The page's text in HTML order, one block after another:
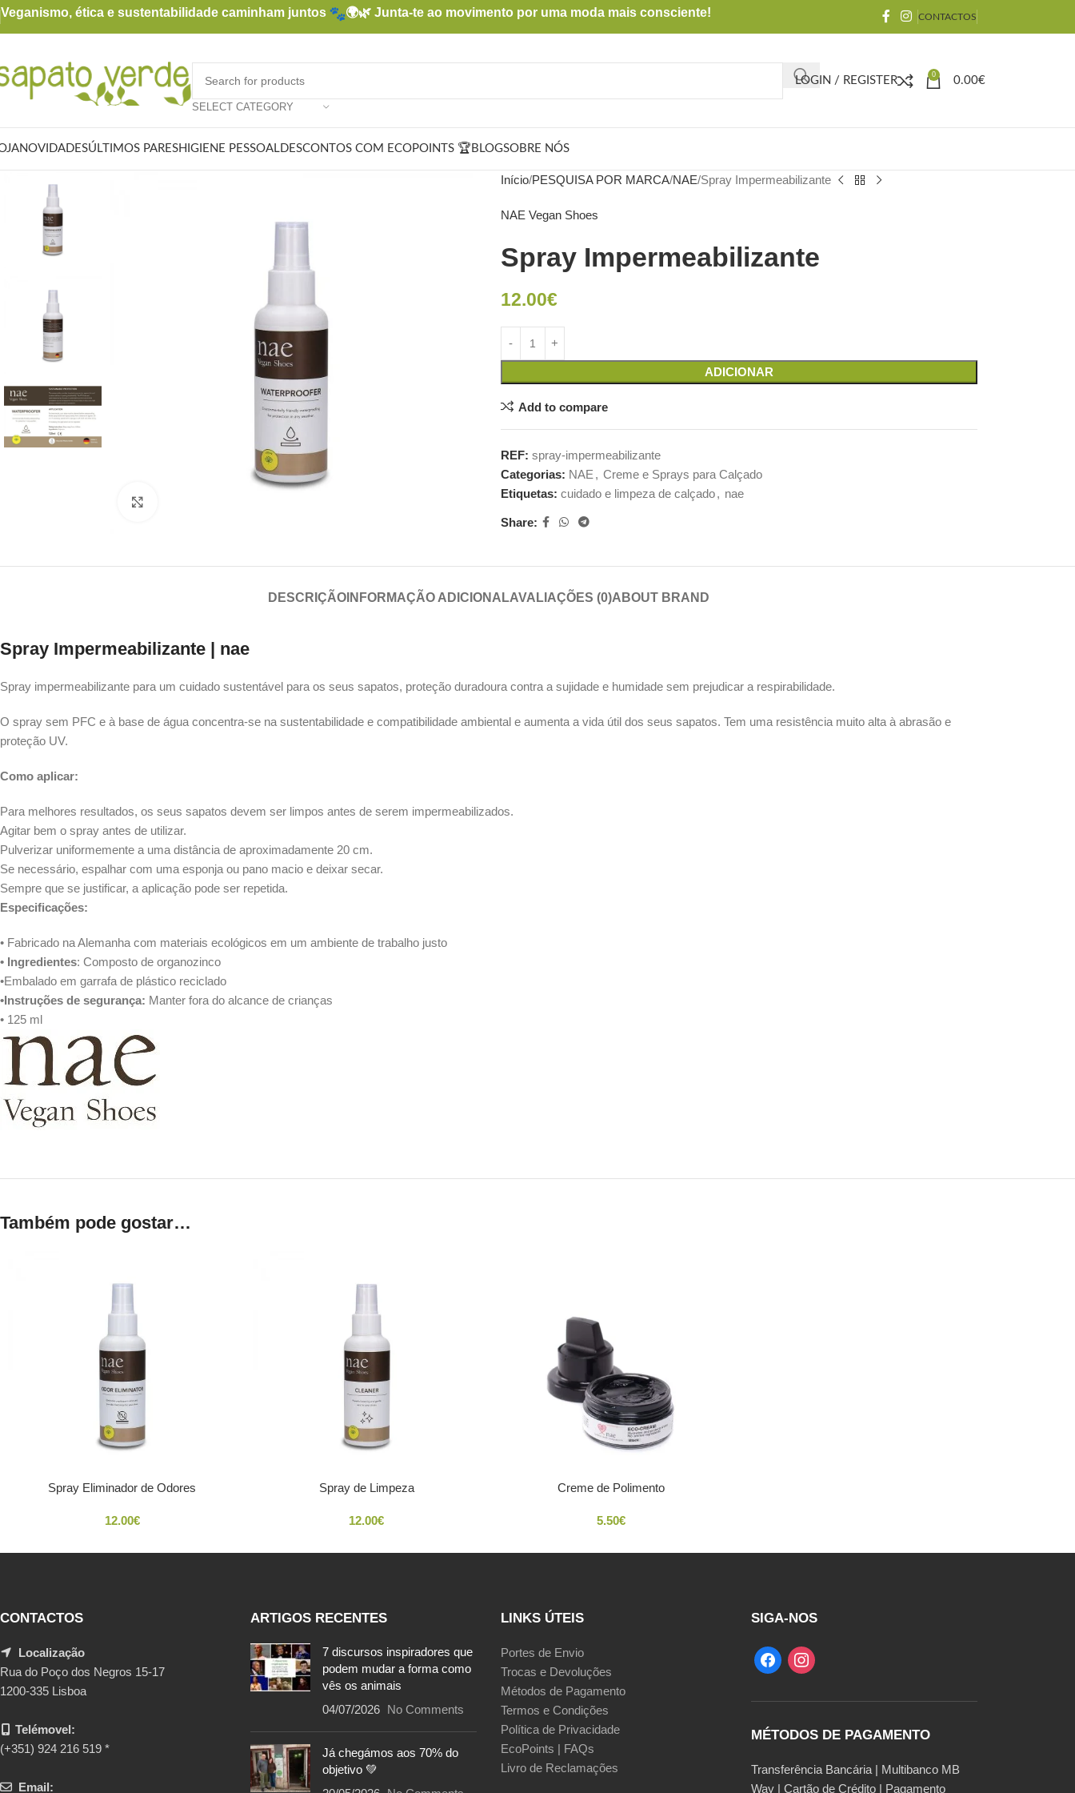
Veganismo, ética e sustentabilidade caminham juntos 🌍🌿 Junta-te ao movimento por uma moda mais consciente! CONTACTOS
SELECT CATEGORY
LOGIN / REGISTER
0
0.00€
NOVIDADESÚLTIMOS PARESHIGIENE PESSOALDESCONTOS COM ECOPOINTS 🏆 BLOGSOBRE NÓS
Início PESQUISA POR MARCA NAE Spray Impermeabilizante
NAE Vegan Shoes
Spray Impermeabilizante
12.00€
ADICIONAR
Add to compare
REF: spray-impermeabilizante
Categorias: NAE , Creme e Sprays para Calçado
Etiquetas: cuidado e limpeza de calçado, nae
Share:
DESCRIÇÃO INFORMAÇÃO ADICIONALAVALIAÇÕES (0)ABOUT BRAND
Spray Impermeabilizante | nae
Spray impermeabilizante para um cuidado sustentável para os seus sapatos, proteção duradoura contra a sujidade e humidade sem prejudicar a respirabilidade.
O spray sem PFC e à base de água concentra-se na sustentabilidade e compatibilidade ambiental e aumenta a vida útil dos seus sapatos. Tem uma resistência muito alta à abrasão e
proteção UV.
Como aplicar:
Para melhores resultados, os seus sapatos devem ser limpos antes de serem impermeabilizados.
Agitar bem o spray antes de utilizar.
Pulverizar uniformemente a uma distância de aproximadamente 20 cm.
Se necessário, espalhar com uma esponja ou pano macio e deixar secar.
Sempre que se justificar, a aplicação pode ser repetida.
Especificações:
• Fabricado na Alemanha com materiais ecológicos em um ambiente de trabalho justo
• Ingredientes: Composto de organozinco
•Embalado em garrafa de plástico reciclado
•Instruções de segurança: Manter fora do alcance de crianças
• 125 ml
Também pode gostar…
Spray Eliminador de Odores
12.00€
Spray de Limpeza
12.00€
Creme de Polimento
5.50€
CONTACTOS
Localização
Rua do Poço dos Negros 15-17
1200-335 Lisboa
Telémovel:
(+351) 924 216 519 *
Email:
ARTIGOS RECENTES
7 discursos inspiradores que
podem mudar a forma como
vês os animais
04/07/2026
No Comments
Já chegámos aos 70% do
objetivo 💚
LINKS ÚTEIS
Portes de Envio
Trocas e Devoluções
Métodos de Pagamento
Termos e Condições
Política de Privacidade
EcoPoints | FAQs
Livro de Reclamações
SIGA-NOS
MÉTODOS DE PAGAMENTO
Transferência Bancária | Multibanco MB
Way | Cartão de Crédito | Pagamento